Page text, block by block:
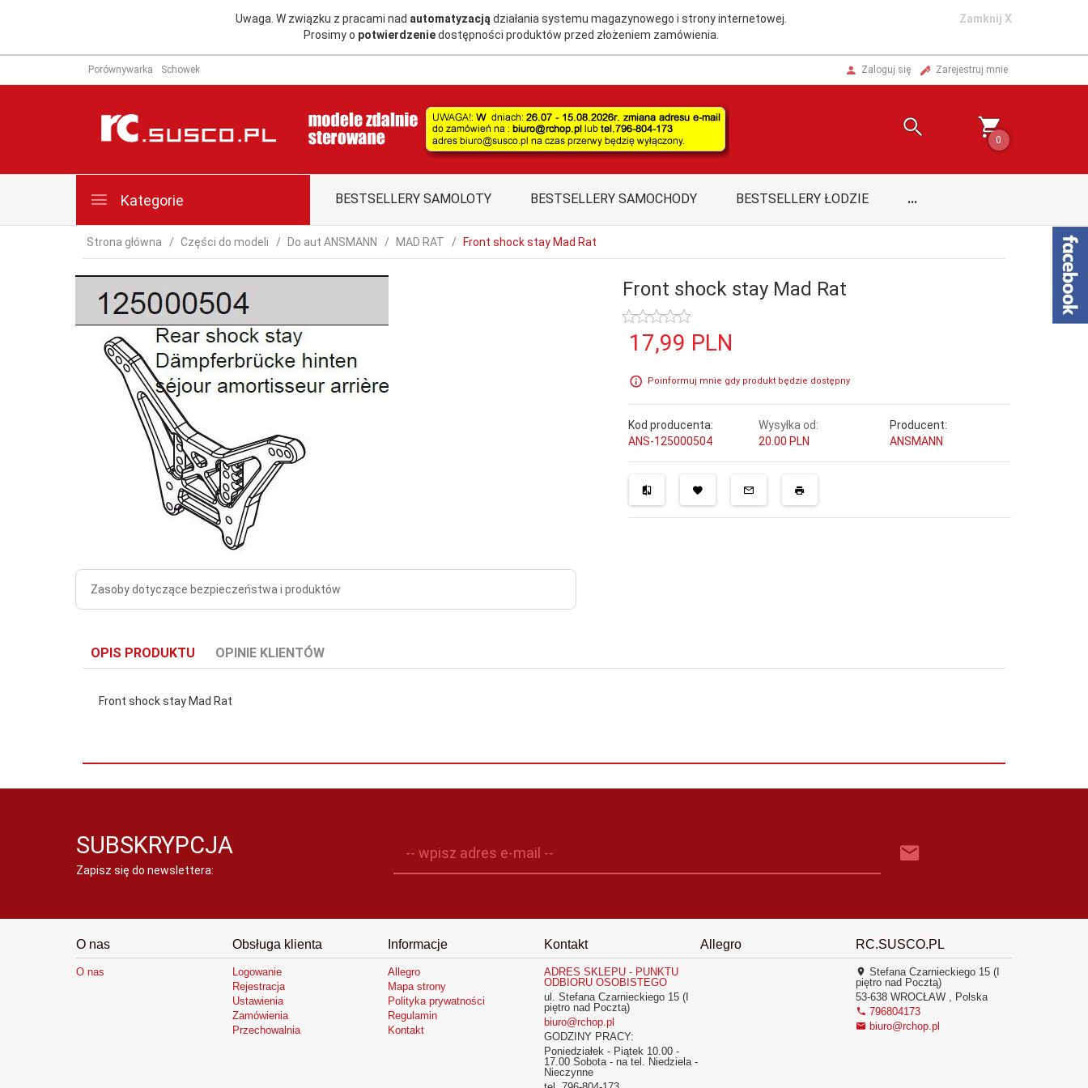
Uwaga. W związku z pracami nad automatyzacjądziałania systemu magazynowego i strony internetowej.
Prosimy o potwierdzeniedostępności produktów przed złożeniem zamówienia.
Zamknij X
Porównywarka Schowek Zaloguj się Zarejestruj mnie
0
Kategorie BESTSELLERY SAMOLOTY BESTSELLERY SAMOCHODY BESTSELLERY ŁODZIE ...
Strona główna Części do modeli Do aut ANSMANN MAD RAT Front shock stay Mad Rat
Zasoby dotyczące bezpieczeństwa i produktów
Front shock stay Mad Rat
17,99 PLN
Poinformuj mnie gdy produkt będzie dostępny
Kod producenta:
ANS-125000504
Wysyłka od:
20.00 PLN
Producent:
ANSMANN
OPIS PRODUKTU OPINIE KLIENTÓW
Front shock stay Mad Rat
SUBSKRYPCJA
Zapisz się do newslettera:
-- wpisz adres e-mail --
O nas
O nas
Obsługa klienta
Logowanie
Rejestracja
Ustawienia
Zamówienia
Przechowalnia
Informacje
Allegro
Mapa strony
Polityka prywatności
Regulamin
Kontakt
Kontakt
ADRES SKLEPU - PUNKTU
ODBIORU OSOBISTEGO
ul. Stefana Czarnieckiego 15 (I
piętro nad Pocztą)
biuro@rchop.pl
GODZINY PRACY:
Poniedziałek - Piątek 10.00 -
17.00 Sobota - na tel. Niedziela -
Nieczynne
Allegro RC.SUSCO.PL
Stefana Czarnieckiego 15 (I
piętro nad Pocztą)
53-638 WROCŁAW
Polska
796804173
biuro@rchop.pl